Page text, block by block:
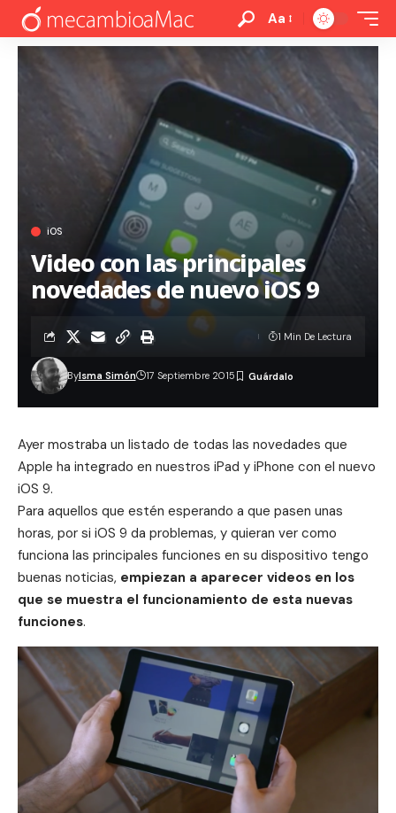
Aa
iOS
Video con las principales
novedades de nuevo iOS 9
ByIsma Simón 17 Septiembre 2015
1 Min De Lectura
Ayer mostraba un listado de todas las novedades que
Apple ha integrado en nuestros iPad y iPhone con el nuevo
iOS 9.
Para aquellos que estén esperando a que pasen unas
horas, por si iOS 9 da problemas, y quieran ver como
funciona las principales funciones en su dispositivo tengo
buenas noticias, empiezan a aparecer videos en los
que se muestra el funcionamiento de esta nuevas
funciones.